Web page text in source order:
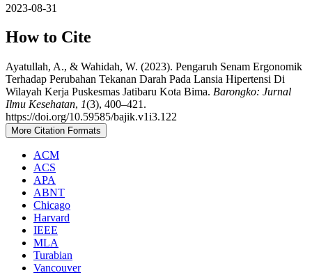
2023-08-31
How to Cite
Ayatullah, A., & Wahidah, W. (2023). Pengaruh Senam Ergonomik
Terhadap Perubahan Tekanan Darah Pada Lansia Hipertensi Di
Wilayah Kerja Puskesmas Jatibaru Kota Bima. Barongko: Jurnal
Ilmu Kesehatan, 1(3), 400–421.
https://doi.org/10.59585/bajik.v1i3.122
More Citation Formats
ACM
ACS
APA
ABNT
Chicago
Harvard
IEEE
MLA
Turabian
Vancouver